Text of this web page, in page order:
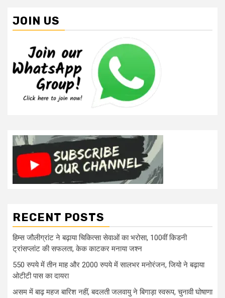
JOIN US
RECENT POSTS
हिम्स जौलीग्रांट ने बढ़ाया चिकित्सा सेवाओं का भरोसा, 100वीं किडनी
ट्रांसप्लांट की सफलता, केक काटकर मनाया जश्न
550 रुपये में तीन माह और 2000 रुपये में सालभर मनोरंजन, जियो ने बढ़ाया
ओटीटी पास का दायरा
असम में बाढ़ महज बारिश नहीं, बदलती जलवायु ने बिगाड़ा स्वरूप, चुनावी घोषाणा